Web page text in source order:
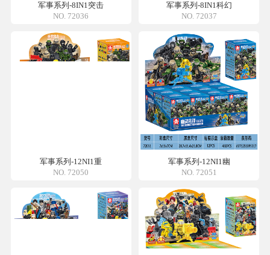
军事系列-8IN1突击
NO. 72036
军事系列-8IN1科幻
NO. 72037
军事系列-12NI1重
NO. 72050
军事系列-12NI1幽
NO. 72051